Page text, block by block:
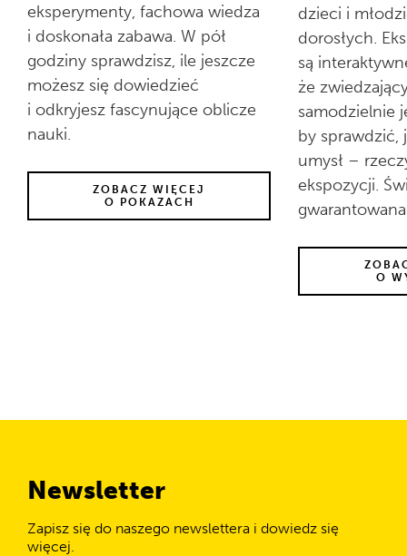
eksperymenty, fachowa wiedza
i doskonała zabawa. W pół
godziny sprawdzisz, ile jeszcze
możesz się dowiedzieć
i odkryjesz fascynujące oblicze
nauki.
ZOBACZ WIĘCEJ
O POKAZACH
dzieci i
dorosłych.
są
że
samodzielnie
by sprawdzić,
umysł –
ekspozycji.
O
Newsletter
Zapisz się do naszego newslettera i dowiedz się
więcej.